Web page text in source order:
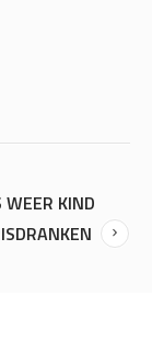
WEER KIND